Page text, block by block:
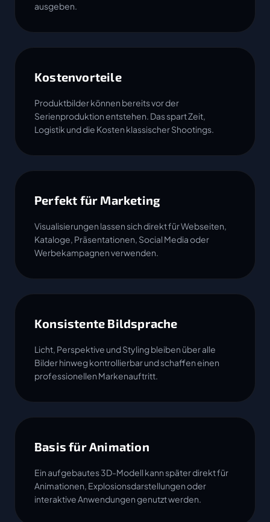
ausgeben.
Kostenvorteile
Produktbilder können bereits vor der
Serienproduktion entstehen. Das spart Zeit,
Logistik und die Kosten klassischer Shootings.
Perfekt für Marketing
Visualisierungen lassen sich direkt für Webseiten,
Kataloge, Präsentationen, Social Media oder
Werbekampagnen verwenden.
Konsistente Bildsprache
Licht, Perspektive und Styling bleiben über alle
Bilder hinweg kontrollierbar und schaffen einen
professionellen Markenauftritt.
Basis für Animation
Ein aufgebautes 3D-Modell kann später direkt für
Animationen, Explosionsdarstellungen oder
interaktive Anwendungen genutzt werden.